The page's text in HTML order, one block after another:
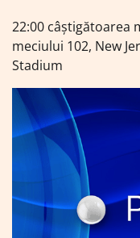
22:00 câștigătoarea
meciului 102, New
Stadium